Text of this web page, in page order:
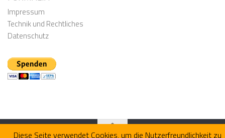
Impressum
Technik und Rechtliches
Datenschutz
Diese Seite verwendet Cookies, um die Nutzerfreundlichkeit zu